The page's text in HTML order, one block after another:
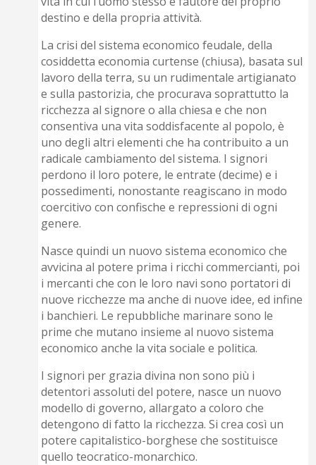
destino e della propria attività.
La crisi del sistema economico feudale, della
cosiddetta economia curtense (chiusa), basata sul
lavoro della terra, su un rudimentale artigianato
e sulla pastorizia, che procurava soprattutto la
ricchezza al signore o alla chiesa e che non
consentiva una vita soddisfacente al popolo, è
uno degli altri elementi che ha contribuito a un
radicale cambiamento del sistema. I signori
perdono il loro potere, le entrate (decime) e i
possedimenti, nonostante reagiscano in modo
coercitivo con confische e repressioni di ogni
genere.
Nasce quindi un nuovo sistema economico che
avvicina al potere prima i ricchi commercianti, poi
i mercanti che con le loro navi sono portatori di
nuove ricchezze ma anche di nuove idee, ed infine
i banchieri. Le repubbliche marinare sono le
prime che mutano insieme al nuovo sistema
economico anche la vita sociale e politica.
I signori per grazia divina non sono più i
detentori assoluti del potere, nasce un nuovo
modello di governo, allargato a coloro che
detengono di fatto la ricchezza. Si crea così un
potere capitalistico-borghese che sostituisce
quello teocratico-monarchico.